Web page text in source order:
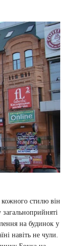
стилю він
на будинок у
навіть не чули.